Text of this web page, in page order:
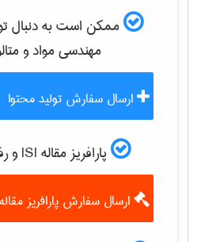
ممکن است به دنبال
مهندسی مواد و
ارسال سفارش تولید محتوا
پارافریز مقاله ISI و رفع plagiarism
ارسال سفارش پارافریز مقاله